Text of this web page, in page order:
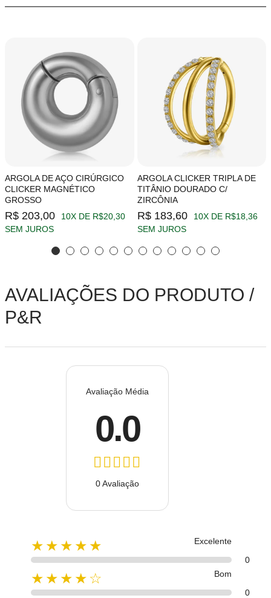
ARGOLA DE AÇO CIRÚRGICO
CLICKER MAGNÉTICO
GROSSO
R$ 203,00
10X DE R$20,30
SEM JUROS
ARGOLA CLICKER TRIPLA DE
TITÂNIO DOURADO C/
ZIRCÔNIA
R$ 183,60
10X DE R$18,36
SEM JUROS
AVALIAÇÕES DO PRODUTO /
P&R
Avaliação Média
0.0
0 Avaliação
★★★★★
Excelente
0
★★★★☆
Bom
0